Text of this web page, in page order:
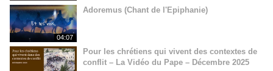
04:07
Adoremus (Chant de l'Epiphanie)
Pour les chrétiens qui vivent des contextes de
conflit – La Vidéo du Pape – Décembre 2025